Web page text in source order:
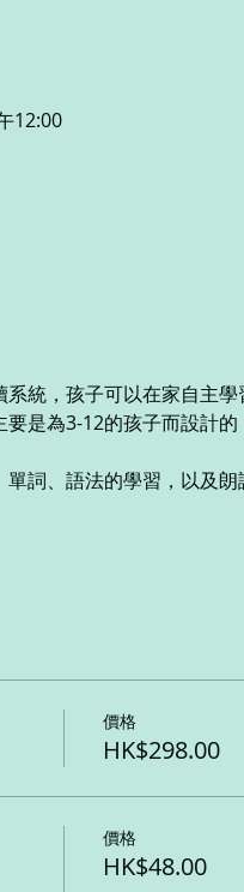
12:00
統，孩子可以在家自主
是為3-12的孩子而設計
詞、語法的學習，以及朗
價格
HK$298.00
價格
HK$48.00